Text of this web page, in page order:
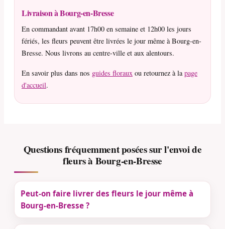
Livraison à Bourg-en-Bresse
En commandant avant 17h00 en semaine et 12h00 les jours
fériés, les fleurs peuvent être livrées le jour même à Bourg-en-
Bresse. Nous livrons au centre-ville et aux alentours.
En savoir plus dans nos guides floraux ou retournez à lapage
d'accueil.
Questions fréquemment posées sur l'envoi de
fleurs à Bourg-en-Bresse
Peut-on faire livrer des fleurs le jour même à
Bourg-en-Bresse ?